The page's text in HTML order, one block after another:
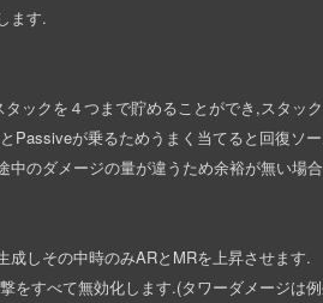
ます.
ックを４つまで貯めることができ,スタッ
Passiveが乗るためうまく当てると回復ソ
中のダメージの量が違うため余裕が無い場
成しその中時のみARとMRを上昇させます.
をすべて無効化します.(タワーダメージは